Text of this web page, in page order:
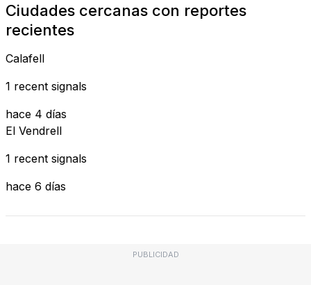
Ciudades cercanas con reportes
recientes
Calafell
1 recent signals
hace 4 días
El Vendrell
1 recent signals
hace 6 días
PUBLICIDAD